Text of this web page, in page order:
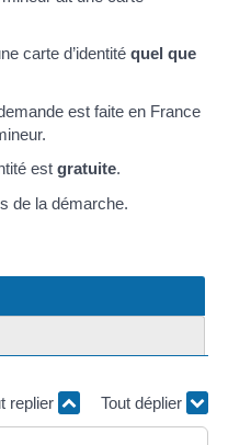
carte d’identitéquel que
est faite en France
estgratuite.
de la démarche.
replier Tout déplier